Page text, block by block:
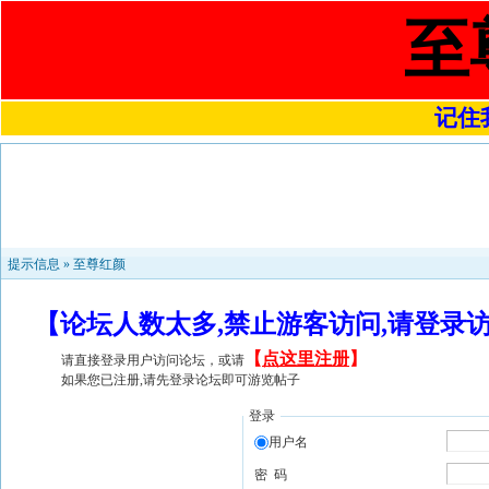
至
记住
提示信息 » 至尊红颜
【论坛人数太多,禁止游客访问,请登
请直接登录用户访问论坛，或请 【 点这里注册】
如果您已注册,请先登录论坛即可游览帖子
登录
用户名
密 码